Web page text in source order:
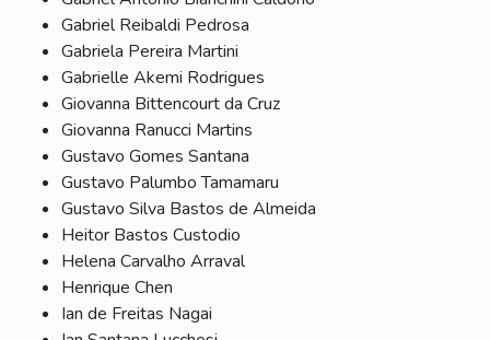
Gabriel Reibaldi Pedrosa
Gabriela Pereira Martini
Gabrielle Akemi Rodrigues
Giovanna Bittencourt da Cruz
Giovanna Ranucci Martins
Gustavo Gomes Santana
Gustavo Palumbo Tamamaru
Gustavo Silva Bastos de Almeida
Heitor Bastos Custodio
Helena Carvalho Arraval
Henrique Chen
Ian de Freitas Nagai